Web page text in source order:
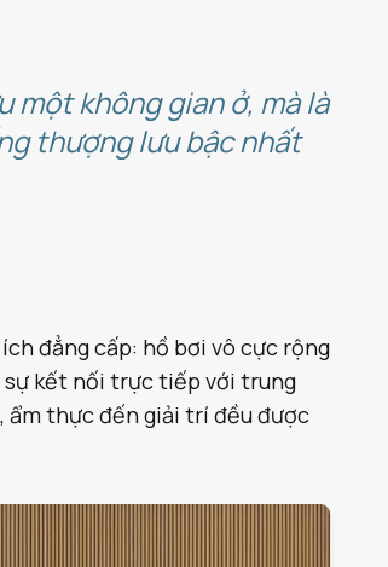
một không gian ở, mà là
thượng lưu bậc nhất
đẳng cấp: hồ bơi vô cực rộng
sự kết nối trực tiếp với trung
ẩm thực đến giải trí đều được